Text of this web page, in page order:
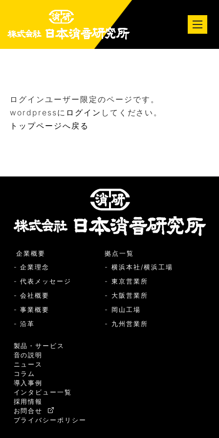
ログインユーザー限定のページです。
wordpressに ログイン してください。
トップページへ戻る
企業概要
- 企業理念
- 代表メッセージ
- 会社概要
- 事業概要
- 沿革
製品・サービス
音の説明
ニュース
コラム
導入事例
インタビュー一覧
採用情報
お問合せ
プライバシーポリシー
拠点一覧
- 横浜本社/横浜工場
- 東京営業所
- 大阪営業所
- 岡山工場
- 九州営業所